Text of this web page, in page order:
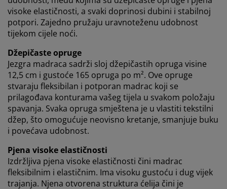
visoke elastičnosti, a svaki doprinosi dubini i stabilnoj
potpori. Zajedno pružaju uravnoteženu udobnost
tijekom cijele noći.
Džepičaste opruge
Jezgra madraca sadrži sloj džepičastih opruga visine
12,5 cm i gustoće 165 opruga po m². Ove opruge
stvaraju fleksibilan i potporan madrac koji se
prilagođava konturama vašeg tijela u svakom položaju
spavanja. Svaka opruga smještena je u vlastiti tekstilni
džep, što omogućuje neovisno kretanje, smanjuje buku
i povećava udobnost.
Pjena visoke elastičnosti
Izdržljiva pjena visoke elastičnosti čini madrac
fleksibilnim i elastičnim. Ima visoku gustoću i dug vijek
trajanja. Njena otvorena struktura ćelija čini je